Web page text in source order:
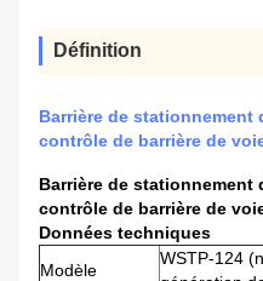
Définition
Barrière de stationnement
contrôle de barrière de
Barrière de stationnement
contrôle de barrière de
Données techniques
Modèle
WSTP-124